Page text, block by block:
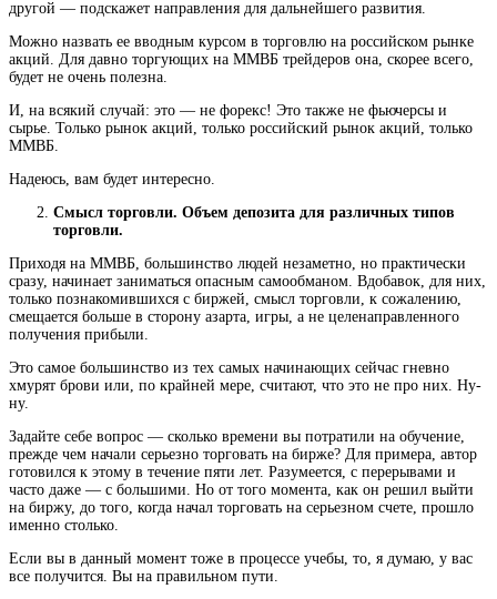
другой — подскажет направления для дальнейшего развития.
Можно назвать ее вводным курсом в торговлю на российском рынке
акций. Для давно торгующих на ММВБ трейдеров она, скорее всего,
будет не очень полезна.
И, на всякий случай: это — не форекс! Это также не фьючерсы и
сырье. Только рынок акций, только российский рынок акций, только
ММВБ.
Надеюсь, вам будет интересно.
Смысл торговли. Объем депозита для различных типов
торговли.
Приходя на ММВБ, большинство людей незаметно, но практически
сразу, начинает заниматься опасным самообманом. Вдобавок, для них,
только познакомившихся с биржей, смысл торговли, к сожалению,
смещается больше в сторону азарта, игры, а не целенаправленного
получения прибыли.
Это самое большинство из тех самых начинающих сейчас гневно
хмурят брови или, по крайней мере, считают, что это не про них. Ну-
ну.
Задайте себе вопрос — сколько времени вы потратили на обучение,
прежде чем начали серьезно торговать на бирже? Для примера, автор
готовился к этому в течение пяти лет. Разумеется, с перерывами и
часто даже — с большими. Но от того момента, как он решил выйти
на биржу, до того, когда начал торговать на серьезном счете, прошло
именно столько.
Если вы в данный момент тоже в процессе учебы, то, я думаю, у вас
все получится. Вы на правильном пути.